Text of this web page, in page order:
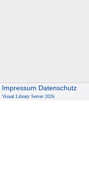
Impressum Datenschutz
Visual Library Server 2026